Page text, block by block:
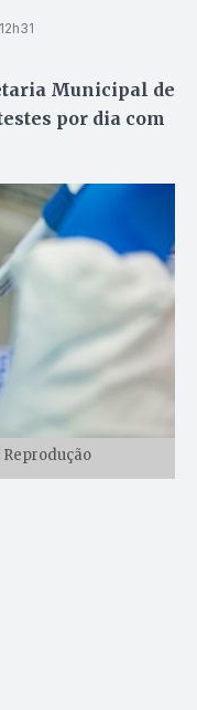
Municipal de
por dia com
Reprodução